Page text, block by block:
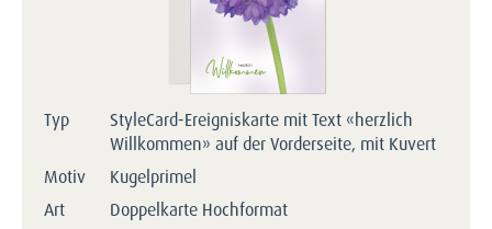
Typ
StyleCard-Ereigniskarte mit Text «herzlich
Willkommen» auf der Vorderseite, mit Kuvert
Motiv
Kugelprimel
Art
Doppelkarte Hochformat